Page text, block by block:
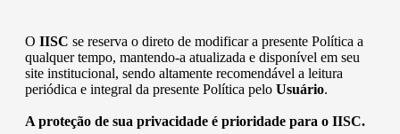
O IISC se reserva o direto de modificar a presente Política a
qualquer tempo, mantendo-a atualizada e disponível em seu
site institucional, sendo altamente recomendável a leitura
periódica e integral da presente Política pelo Usuário.
A proteção de sua privacidade é prioridade para o IISC.